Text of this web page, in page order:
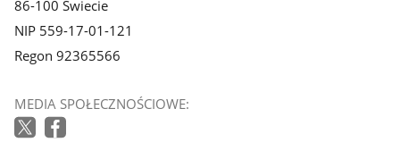
86-100 Świecie
NIP 559-17-01-121
Regon 92365566
MEDIA SPOŁECZNOŚCIOWE: